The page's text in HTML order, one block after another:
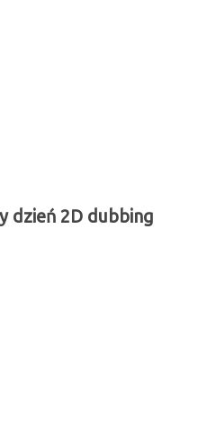
dzień 2D dubbing